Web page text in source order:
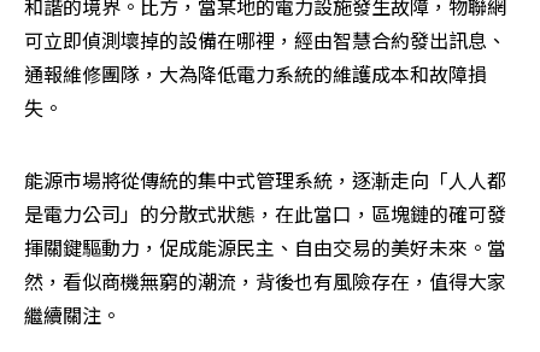
和諧的境界。比方，當某地的電力設施發生故障，物聯網
可立即偵測壞掉的設備在哪裡，經由智慧合約發出訊息、
通報維修團隊，大為降低電力系統的維護成本和故障損
失。
能源市場將從傳統的集中式管理系統，逐漸走向「人人都
是電力公司」的分散式狀態，在此當口，區塊鏈的確可發
揮關鍵驅動力，促成能源民主、自由交易的美好未來。當
然，看似商機無窮的潮流，背後也有風險存在，值得大家
繼續關注。